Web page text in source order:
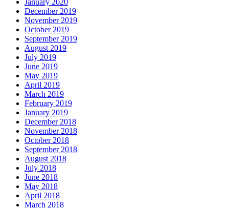
January 2020
December 2019
November 2019
October 2019
September 2019
August 2019
July 2019
June 2019
May 2019
April 2019
March 2019
February 2019
January 2019
December 2018
November 2018
October 2018
September 2018
August 2018
July 2018
June 2018
May 2018
April 2018
March 2018